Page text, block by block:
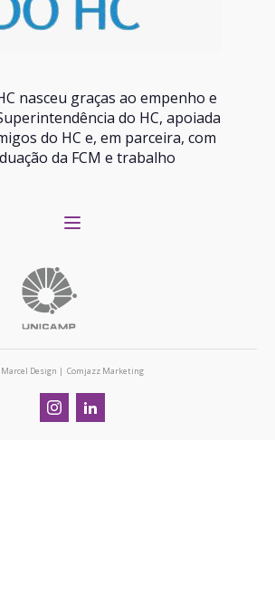
nasceu graças ao empenho e
do HC, apoiada
do HC e, em parceira, com
da FCM e trabalho
Marcel Design | Comjazz Marketing